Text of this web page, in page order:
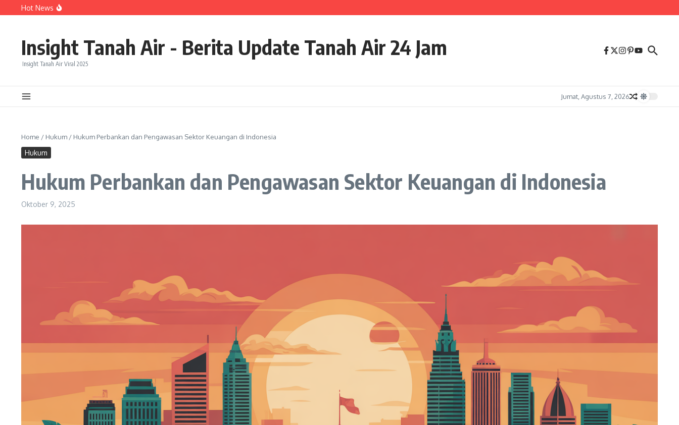
Lewati ke konten
Hot News
Ambisi PSI Jadikan Jawa Tengah “Kandang Gajah” Menuai Sorotan, Target Politik Dinilai Terlalu Tinggi
Insight Tanah Air - Berita Update Tanah Air 24 Jam
Insight Tanah Air Viral 2025
Jumat, Agustus 7, 2026
Home / Hukum / Hukum Perbankan dan Pengawasan Sektor Keuangan di Indonesia
Hukum
Hukum Perbankan dan Pengawasan Sektor Keuangan di Indonesia
Oktober 9, 2025